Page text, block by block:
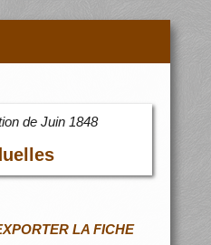
de Juin 1848
LA FICHE